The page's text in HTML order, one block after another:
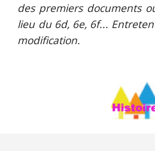
des premiers documents
lieu du 6d, 6e, 6f...
modification.